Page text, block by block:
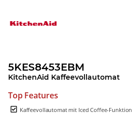
5KES8453EBM
KitchenAid Kaffeevollautomat
Top Features
Kaffeevollautomat mit Iced Coffee-Funktion